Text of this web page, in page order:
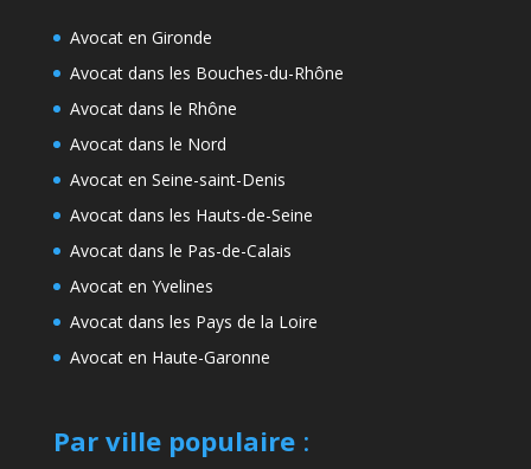
Avocat en Gironde
Avocat dans les Bouches-du-Rhône
Avocat dans le Rhône
Avocat dans le Nord
Avocat en Seine-saint-Denis
Avocat dans les Hauts-de-Seine
Avocat dans le Pas-de-Calais
Avocat en Yvelines
Avocat dans les Pays de la Loire
Avocat en Haute-Garonne
Par ville populaire: